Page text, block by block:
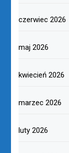
czerwiec 2026
maj 2026
kwiecień 2026
marzec 2026
luty 2026